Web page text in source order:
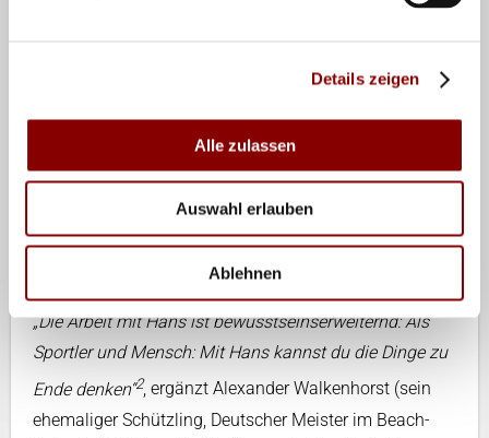
Details zeigen
Alle zulassen
Auswahl erlauben
Ablehnen
anstrengender als eine Mathevorlesung“wie es Cinja
Tillmann treffend beschreibt[1]. Oder wie Julius Brink
nach seinem Karriereende über seinen Mentor sagt:
„Hans Voigt verkörpert für mich wie kein anderer in
unserem Sport das Thema Know-how. Gespräche mit
ihm sind wie Fortbildungen: offene, staunende Münder
und große Kinderaugen sind die Folge“
„Die Arbeit mit Hans ist bewusstseinserweiternd: Als
Sportler und Mensch: Mit Hans kannst du die Dinge zu
Ende denken“2, ergänzt Alexander Walkenhorst (sein
ehemaliger Schützling, Deutscher Meister im Beach-